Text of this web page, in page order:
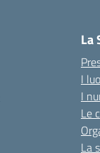
La
I
I
Le
La